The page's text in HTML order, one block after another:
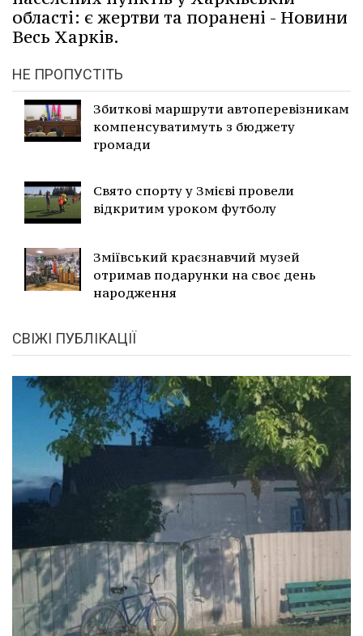
області: є жертви та поранені - Новини
Весь Харків.
НЕ ПРОПУСТІТЬ
Збиткові маршрути автоперевізникам
компенсуватимуть з бюджету
громади
Свято спорту у Змієві провели
відкритим уроком футболу
Зміївський краєзнавчий музей
отримав подарунки на своє день
народження
СВІЖІ ПУБЛІКАЦІЇ